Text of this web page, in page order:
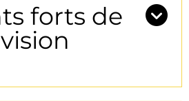
forts de